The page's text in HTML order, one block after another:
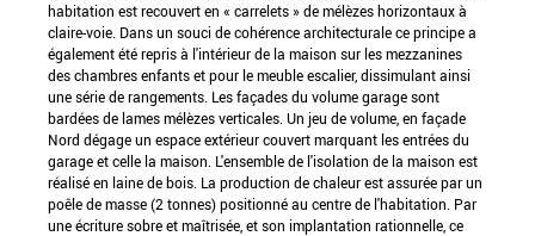
habitation est recouvert en « carrelets » de mélèzes horizontaux à
claire-voie. Dans un souci de cohérence architecturale ce principe a
également été repris à l'intérieur de la maison sur les mezzanines
des chambres enfants et pour le meuble escalier, dissimulant ainsi
une série de rangements. Les façades du volume garage sont
bardées de lames mélèzes verticales. Un jeu de volume, en façade
Nord dégage un espace extérieur couvert marquant les entrées du
garage et celle la maison. L'ensemble de l'isolation de la maison est
réalisé en laine de bois. La production de chaleur est assurée par un
poêle de masse (2 tonnes) positionné au centre de l'habitation. Par
une écriture sobre et maîtrisée, et son implantation rationnelle, ce